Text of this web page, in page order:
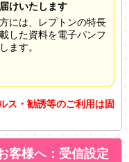
けいたします
には、レプトンの特長
した資料を電子パンフ
ます。
ス・勧誘等のご利用は固
客様へ：受信設定